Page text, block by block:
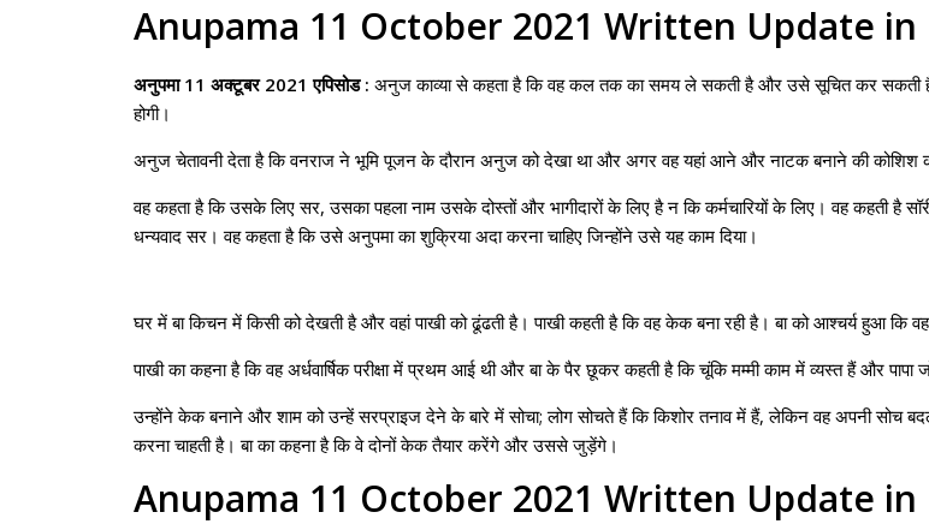
Anupama 11 October 2021 Written Update in
अनुपमा 11 अक्टूबर 2021 एपिसोड : अनुज काव्या से कहता है कि वह कल तक का समय ले सकती है और उसे सूचित कर सकती है।
होगी।
अनुज चेतावनी देता है कि वनराज ने भूमि पूजन के दौरान अनुज को देखा था और अगर वह यहां आने और नाटक बनाने की कोशिश
वह कहता है कि उसके लिए सर, उसका पहला नाम उसके दोस्तों और भागीदारों के लिए है न कि कर्मचारियों के लिए। वह कहती है
धन्यवाद सर। वह कहता है कि उसे अनुपमा का शुक्रिया अदा करना चाहिए जिन्होंने उसे यह काम दिया।
घर में बा किचन में किसी को देखती है और वहां पाखी को ढूंढती है। पाखी कहती है कि वह केक बना रही है। बा को आश्चर्य हुआ कि
पाखी का कहना है कि वह अर्धवार्षिक परीक्षा में प्रथम आई थी और बा के पैर छूकर कहती है कि चूंकि मम्मी काम में व्यस्त हैं और
उन्होंने केक बनाने और शाम को उन्हें सरप्राइज देने के बारे में सोचा; लोग सोचते हैं कि किशोर तनाव में हैं, लेकिन वह अपनी सोच
करना चाहती है। बा का कहना है कि वे दोनों केक तैयार करेंगे और उससे जुड़ेंगे।
Anupama 11 October 2021 Written Update in